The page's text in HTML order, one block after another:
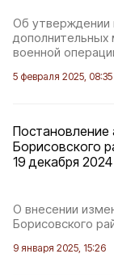
Об утверждении
дополнительных
военной
5 февраля 2025, 08:35
Постановление
Борисовского
19 декабря
О внесении
Борисовского
9 января 2025, 15:26